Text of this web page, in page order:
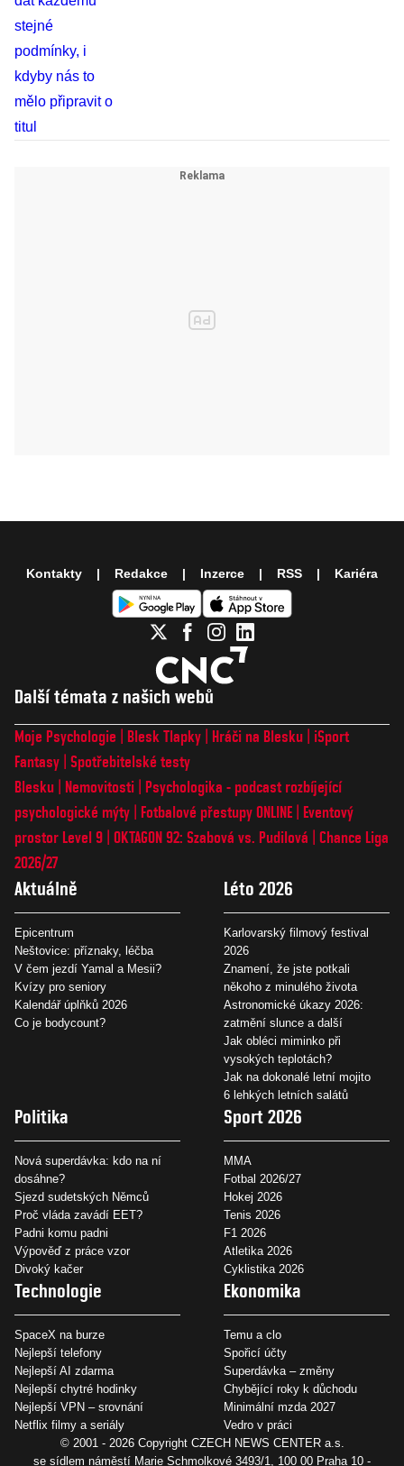
Další témata z našich webů
Moje Psychologie Blesk Tlapky Hráči na Blesku
iSport
Fantasy Spotřebitelské testy
Blesku
Nemovitosti
Psychologika - podcast rozbíjející
psychologické mýty
Fotbalové přestupy ONLINE
Eventový
prostor Level 9 OKTAGON 92: Szabová vs. Pudilová
Chance Liga
2026/27
Aktuálně
Epicentrum
Neštovice: příznaky, léčba
V čem jezdí Yamal a Mesii?
Kvízy pro seniory
Kalendář úplňků 2026
Co je bodycount?
Léto 2026
Karlovarský filmový festival
2026
Znamení, že jste potkali
někoho z minulého života
Astronomické úkazy 2026:
zatmění slunce a další
Jak obléci miminko při
vysokých teplotách?
Jak na dokonalé letní mojito
6 lehkých letních salátů
Politika
Nová superdávka: kdo na ní
dosáhne?
Sjezd sudetských Němců
Proč vláda zavádí EET?
Padni komu padni
Výpověď z práce vzor
Divoký kačer
Sport 2026
MMA
Fotbal 2026/27
Hokej 2026
Tenis 2026
F1 2026
Atletika 2026
Cyklistika 2026
Technologie
SpaceX na burze
Nejlepší telefony
Nejlepší AI zdarma
Nejlepší chytré hodinky
Nejlepší VPN – srovnání
Netflix filmy a seriály
Ekonomika
Temu a clo
Spořicí účty
Superdávka – změny
Chybějící roky k důchodu
Minimální mzda 2027
Vedro v práci
Kontakty Redakce Inzerce RSS Kariéra
© 2001 - 2026 Copyright CZECH NEWS CENTER a.s.
se sídlem náměstí Marie Schmolkové 3493/1, 100 00 Praha 10 -